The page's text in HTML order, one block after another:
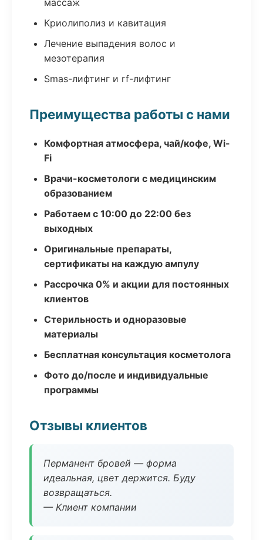
массаж
Криолиполиз и кавитация
Лечение выпадения волос и
мезотерапия
Smas-лифтинг и rf-лифтинг
Преимущества работы с нами
Комфортная атмосфера, чай/кофе, Wi-
Fi
Врачи-косметологи с медицинским
образованием
Работаем с 10:00 до 22:00 без
выходных
Оригинальные препараты,
сертификаты на каждую ампулу
Рассрочка 0% и акции для постоянных
клиентов
Стерильность и одноразовые
материалы
Бесплатная консультация косметолога
Фото до/после и индивидуальные
программы
Отзывы клиентов
Перманент бровей — форма
идеальная, цвет держится. Буду
возвращаться.
— Клиент компании